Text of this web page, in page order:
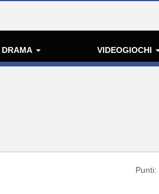
DRAMA VIDEOGIOCHI
Punti: